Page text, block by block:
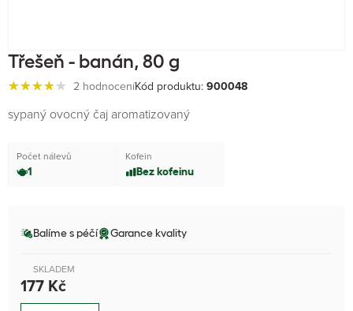
Třešeň - banán, 80 g
2 hodnoceníKód produktu: 900048
sypaný ovocný čaj aromatizovaný
Počet nálevů
1
Kofein
Bez kofeinu
Balíme s péčí Garance kvality
SKLADEM
177 Kč